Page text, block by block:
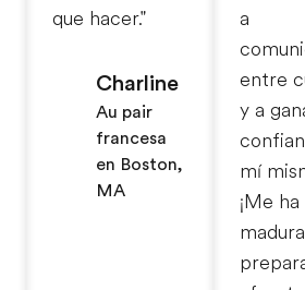
que hacer."
Charline
Au pair
francesa
en Boston,
MA
a
entre
y a
mí
¡Me